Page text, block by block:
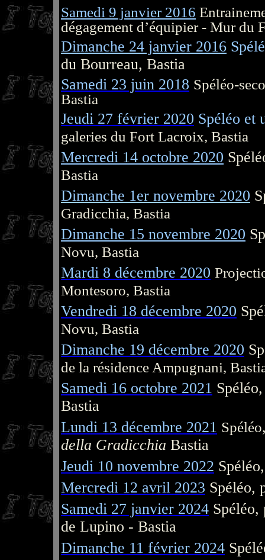
Samedi 9 janvier 2016
dégagement d’équipier - Mur du
Dimanche 24 janvier 2016
du Bourreau, Bastia
Samedi 23 juin 2018 Spéléo-
Bastia
Jeudi 27 février 2020 Spéléo et
galeries du Fort Lacroix, Bastia
Mercredi 14 octobre 2020
Bastia
Dimanche 1er novembre 2020
Gradicchia, Bastia
Dimanche 15 novembre 2020
Novu, Bastia
Mardi 8 décembre 2020
Montesoro, Bastia
Vendredi 18 décembre 2020
Novu, Bastia
Dimanche 19 décembre 2020
de la résidence Ampugnani,
Samedi 16 octobre 2021
Bastia
Lundi 13 décembre 2021 Spéléo
della Gradicchia Bastia
Jeudi 10 novembre 2022
Mercredi 12 avril 2023 Spéléo,
Samedi 27 janvier 2024 Spéléo,
de Lupino - Bastia
Dimanche 11 février 2024